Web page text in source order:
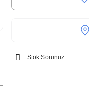
Stok Sorunuz